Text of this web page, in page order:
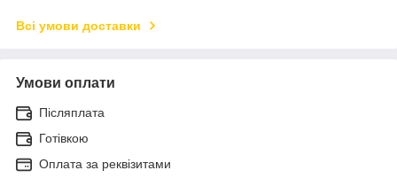
Всі умови доставки
Умови оплати
Післяплата
Готівкою
Оплата за реквізитами